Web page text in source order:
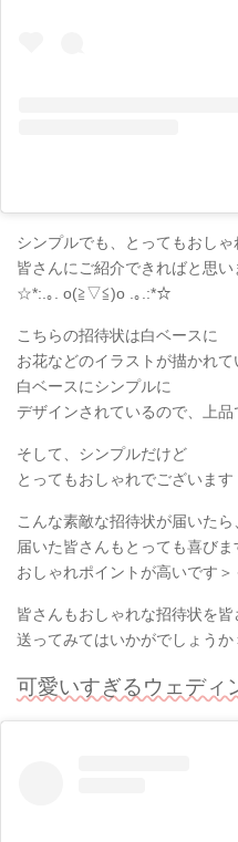
シンプルでも、とってもおしゃ
皆さんにご紹介できればと思い
☆*:.｡. o(≧▽≦)o .｡.:*☆
こちらの招待状は白ベースに
お花などのイラストが描かれて
白ベースにシンプルに
デザインされているので、上
そして、シンプルだけど
とってもおしゃれでございます
こんな素敵な招待状が届いたら
届いた皆さんもとっても喜び
おしゃれポイントが高いです＞
皆さんもおしゃれな招待状を皆
送ってみてはいかがでしょうか
可愛いすぎるウェデ